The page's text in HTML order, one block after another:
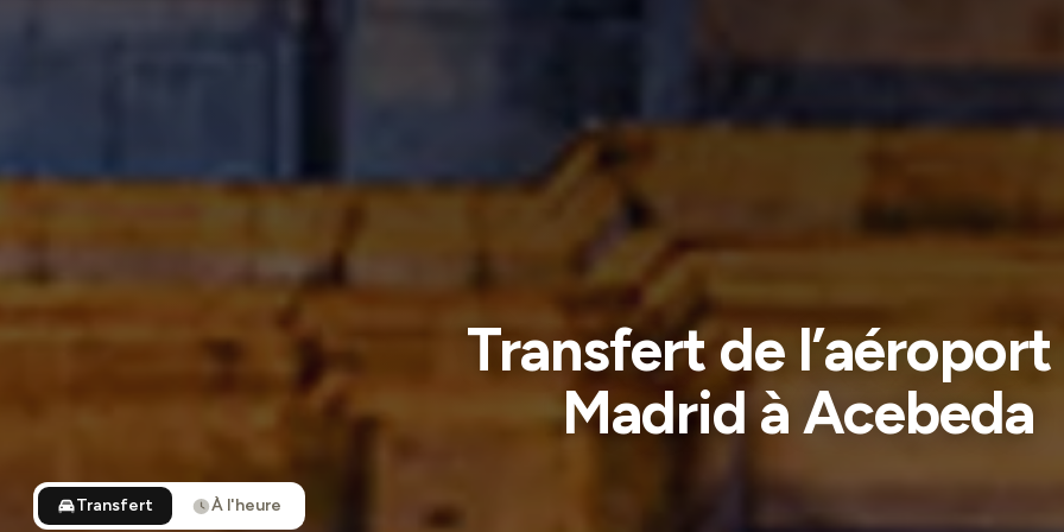
Transfert de
Madrid à Acebeda
Transfert À l'heure